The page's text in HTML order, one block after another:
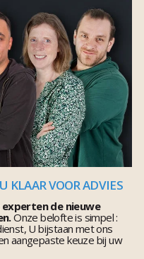
KLAAR VOOR ADVIES
de nieuwe
Onze belofte is simpel :
U bijstaan met ons
aangepaste keuze bij uw